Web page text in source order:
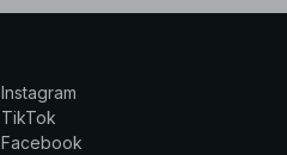
Instagram
TikTok
Facebook